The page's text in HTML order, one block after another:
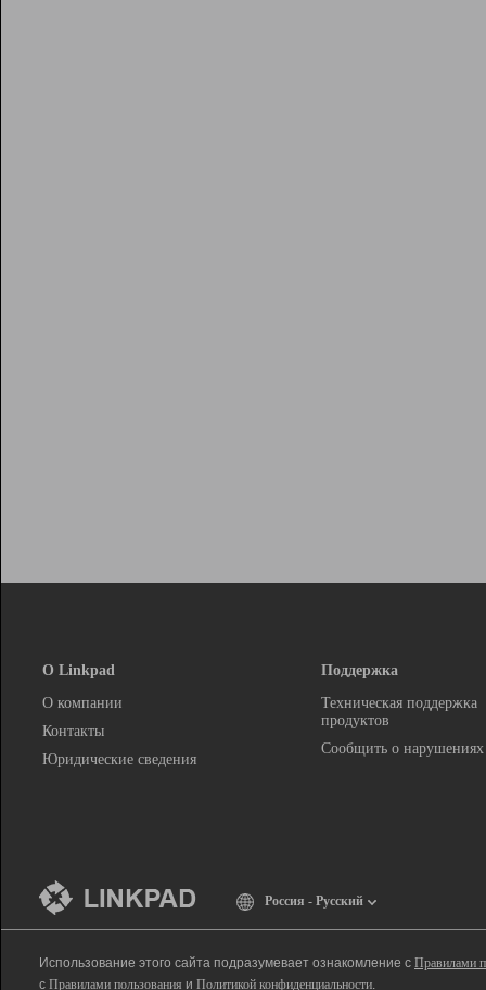
О Linkpad
О компании
Контакты
Юридические сведения
Поддержка
Техническая поддержка
продуктов
Сообщить о нарушениях
Россия - Русский
Использование этого сайта подразумевает ознакомление с Правилами
с Правилами пользования и Политикой конфиденциальности.